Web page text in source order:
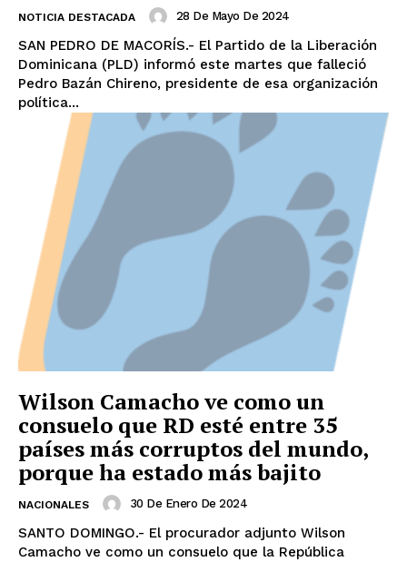
NOTICIA DESTACADA 28 De Mayo De 2024
SAN PEDRO DE MACORÍS.- El Partido de la Liberación
Dominicana (PLD) informó este martes que falleció
Pedro Bazán Chireno, presidente de esa organización
política...
Wilson Camacho ve como un
consuelo que RD esté entre 35
países más corruptos del mundo,
porque ha estado más bajito
NACIONALES 30 De Enero De 2024
SANTO DOMINGO.- El procurador adjunto Wilson
Camacho ve como un consuelo que la República